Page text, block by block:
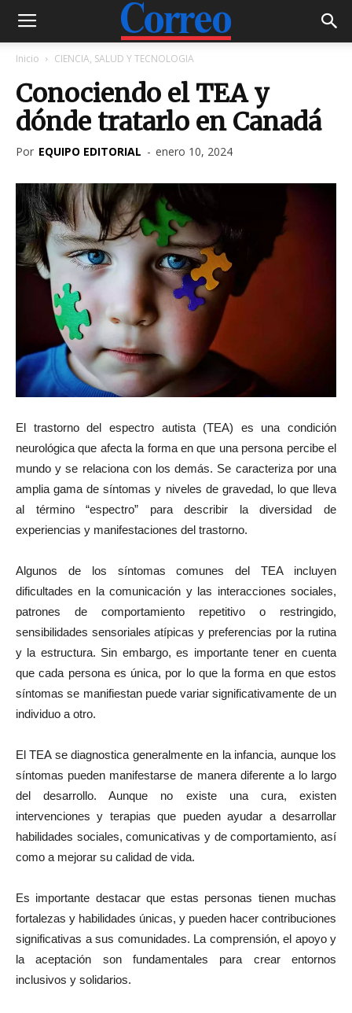
Inicio CIENCIA, SALUD Y TECNOLOGIA
Conociendo el TEA y
dónde tratarlo en Canadá
Por EQUIPO EDITORIAL - enero 10, 2024
El trastorno del espectro autista (TEA) es una condición
neurológica que afecta la forma en que una persona percibe el
mundo y se relaciona con los demás. Se caracteriza por una
amplia gama de síntomas y niveles de gravedad, lo que lleva
al término “espectro” para describir la diversidad de
experiencias y manifestaciones del trastorno.
Algunos de los síntomas comunes del TEA incluyen
dificultades en la comunicación y las interacciones sociales,
patrones de comportamiento repetitivo o restringido,
sensibilidades sensoriales atípicas y preferencias por la rutina
y la estructura. Sin embargo, es importante tener en cuenta
que cada persona es única, por lo que la forma en que estos
síntomas se manifiestan puede variar significativamente de un
individuo a otro.
El TEA se diagnostica generalmente en la infancia, aunque los
síntomas pueden manifestarse de manera diferente a lo largo
del desarrollo. Aunque no existe una cura, existen
intervenciones y terapias que pueden ayudar a desarrollar
habilidades sociales, comunicativas y de comportamiento, así
como a mejorar su calidad de vida.
Es importante destacar que estas personas tienen muchas
fortalezas y habilidades únicas, y pueden hacer contribuciones
significativas a sus comunidades. La comprensión, el apoyo y
la aceptación son fundamentales para crear entornos
inclusivos y solidarios.